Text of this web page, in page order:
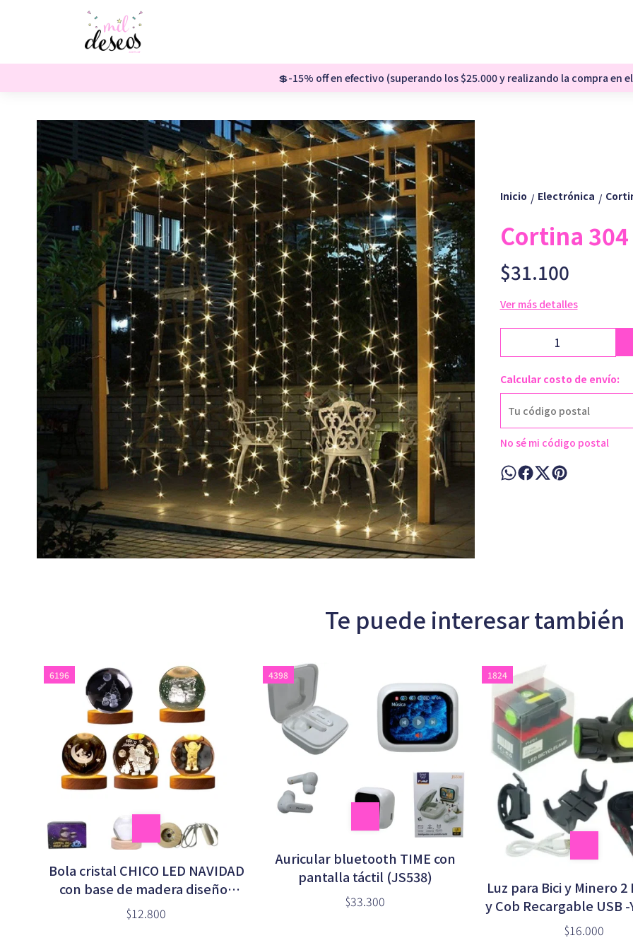
💲-15% off en efectivo (superando los $25.000 y realizando la compra en
Inicio / Electrónica /
Cortina 304
$31.100
Ver más detalles
Calcular costo de envío:
No sé mi código postal
Te puede interesar también
6196
Bola cristal CHICO LED NAVIDAD
con base de madera diseños
surtidos
$12.800
4398
Auricular bluetooth TIME con
pantalla táctil (JS538)
$33.300
1824
Luz para Bici y Minero 2
y Cob Recargable USB -
$16.000